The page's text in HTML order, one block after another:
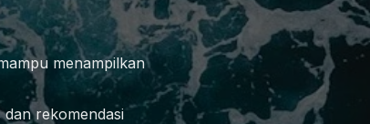
menampilkan
rekomendasi